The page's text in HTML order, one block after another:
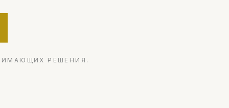
РЕШЕНИЯ.